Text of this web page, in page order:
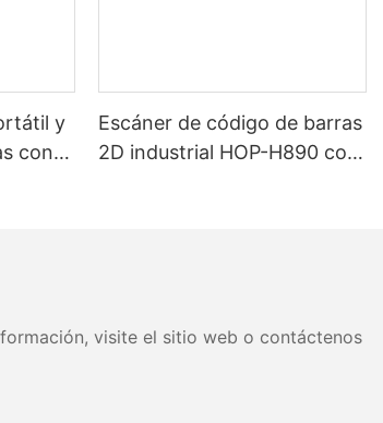
y
con
Escáner de código de barras
2D industrial HOP-H890 con
visite el sitio web o contáctenos